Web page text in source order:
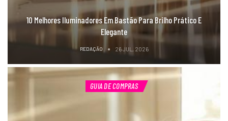
10 Melhores Iluminadores Em Bastão Para Brilho Prático E
Elegante
REDAÇÃO 26 JUL, 2026
GUIA DE COMPRAS